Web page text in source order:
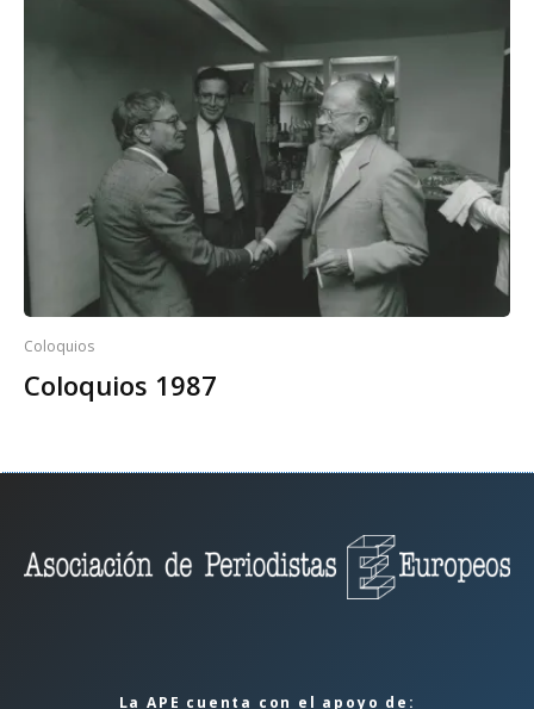
Coloquios
Coloquios 1987
La APE cuenta con el apoyo de: